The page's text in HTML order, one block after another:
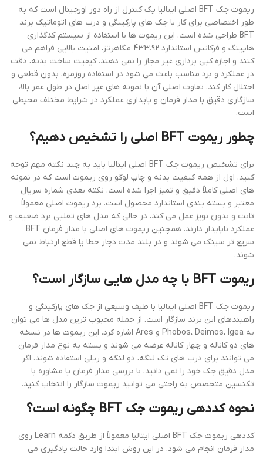
ریموت جک BFT اصلی ایتالیا یک کنترل از راه دور اورجینال است که به
طور اختصاصی برای کار با جک های پارکینگی و درب های اتوماتیک برند
BFT طراحی شده است. این ریموت ها با استفاده از سیستم کدگذاری
هاپینگ و فرکانس استاندارد 433.92 مگاهرتز، امنیت بالایی فراهم می
کنند و اجازه کپی برداری غیر مجاز را نمی دهند. کیفیت ساخت بدنه، دقت
در عملکرد و برد مناسب باعث می شود در استفاده روزمره، بدون قطعی و
اختلال کار کند. تفاوت اصلی آن با نمونه های غیر اصل در طول عمر بالا،
سازگاری دقیق با مدار فرمان و پایداری عملکرد در شرایط مختلف محیطی
است.
چطور ریموت BFT اصلی را تشخیص دهیم؟
برای تشخیص ریموت جک BFT اصلی ایتالیا باید به چند نکته مهم توجه
کنید. اول از همه کیفیت بدنه و چاپ لوگو روی ریموت است که در نمونه
های اصلی کاملاً دقیق و تمیز اجرا شده است. نکته بعدی شماره سریال
معتبر و بسته بندی استاندارد محصول است. برد ریموت اصلی معمولاً
ثابت و بدون نویز عمل می کند، در حالی که مدل های تقلبی برد ضعیف و
عملکرد ناپایدار دارند. همچنین ریموت های اصلی با مدار فرمان BFT
سریع تر سینک می شوند و در بلند مدت دچار خطا یا قطع ارتباط نمی
شوند.
ریموت BFT با چه مدل هایی سازگار است؟
ریموت جک BFT اصلی ایتالیا با طیف وسیعی از جک های پارکینگی و
راهبندهای این برند سازگار است. از جمله محبوب ترین مدل ها می توان
به Phobos، Deimos، Igea و Ares اشاره کرد. این ریموت ها در نسخه
های دو کاناله و چهار کاناله عرضه می شوند و بسته به نوع مدار فرمان
می توانند برای درب های تک لنگه، دو لنگه و ریلی استفاده شوند. اگر
مدل دقیق جک خود را نمی دانید، با بررسی مدار فرمان یا مشاوره با
تکنسین متخصص به راحتی می توانید ریموت سازگار را انتخاب کنید.
نحوه کددهی ریموت جک BFT چگونه است؟
کددهی ریموت جک BFT اصلی ایتالیا معمولاً از طریق دکمه Learn روی
مدار فرمان انجام می شود. در این روش ابتدا وارد حالت یادگیری می